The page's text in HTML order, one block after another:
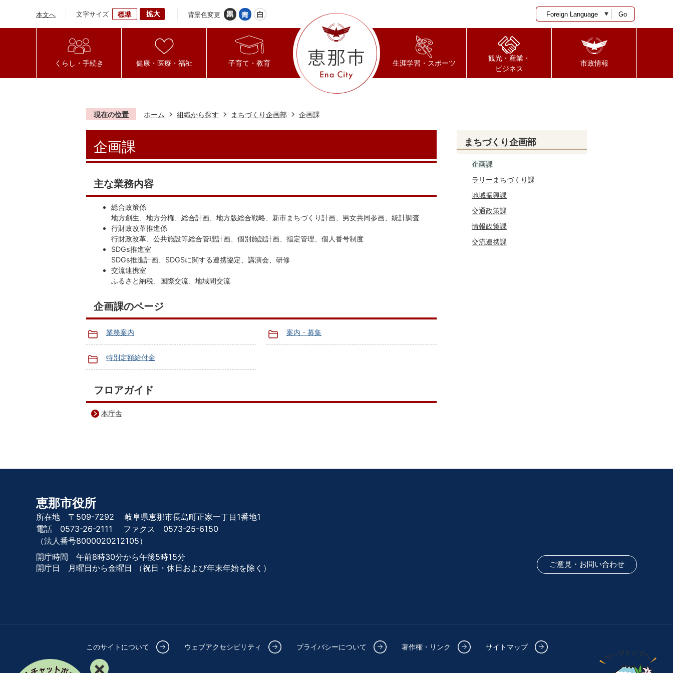
本文へ 文字サイズ 背景色変更 Go
くらし・手続き 健康・医療・福祉 子育て・教育 生涯学習・スポーツ
観光・産業・
ビジネス
市政情報
現在の位置 ホーム 組織から探す まちづくり企画部 企画課
企画課
主な業務内容
総合政策係
地方創生、地方分権、総合計画、地方版総合戦略、新市まちづくり計画、男女共同参画、統計調査
行財政改革推進係
行財政改革、公共施設等総合管理計画、個別施設計画、指定管理、個人番号制度
SDGs推進室
SDGs推進計画、SDGSに関する連携協定、講演会、研修
交流連携室
ふるさと納税、国際交流、地域間交流
企画課のページ
業務案内 案内・募集
特別定額給付金
フロアガイド
本庁舎
まちづくり企画部
企画課
ラリーまちづくり課
地域振興課
交通政策課
情報政策課
交流連携課
恵那市役所
所在地 〒509-7292
岐阜県恵那市長島町正家一丁目1番地1
電話 0573-26-2111
ファクス 0573-25-6150
（法人番号8000020212105）
開庁時間 午前8時30分から午後5時15分
開庁日 月曜日から金曜日
（祝日・休日および年末年始を除く） ご意見・お問い合わせ
このサイトについて ウェブアクセシビリティ プライバシーについて 著作権・リンク サイトマップ
×